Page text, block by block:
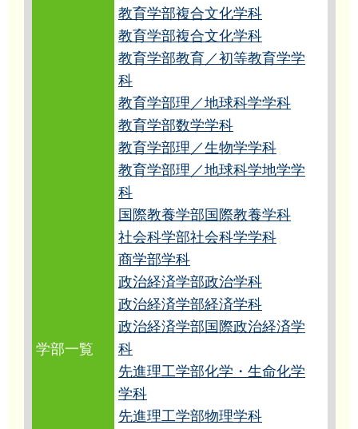
学部一覧
教育学部複合文化学科
教育学部複合文化学科
教育学部教育／初等教育学学
科
教育学部理／地球科学学科
教育学部数学学科
教育学部理／生物学学科
教育学部理／地球科学地学学
科
国際教養学部国際教養学科
社会科学部社会科学学科
商学部学科
政治経済学部政治学科
政治経済学部経済学科
政治経済学部国際政治経済学
科
先進理工学部化学・生命化学
学科
先進理工学部物理学科